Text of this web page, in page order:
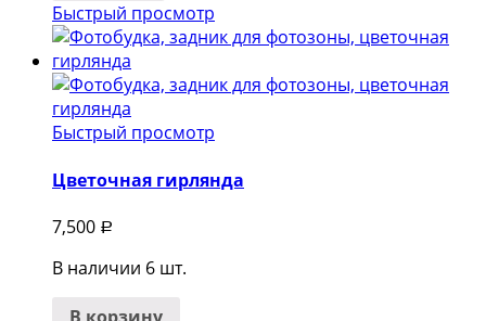
Быстрый просмотр
Быстрый просмотр
Цветочная гирлянда
7,500 Р
В наличии 6 шт.